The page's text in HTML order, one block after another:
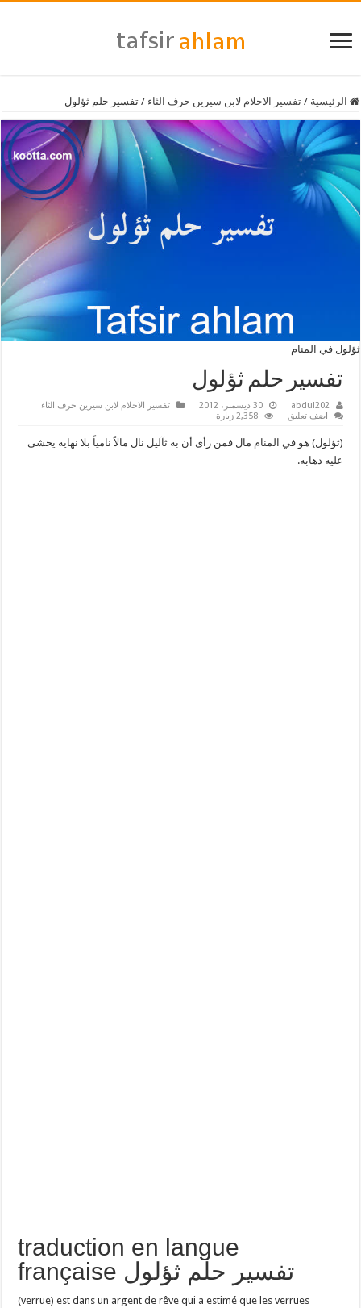
الرئيسية / تفسير الاحلام لابن سيرين حرف الثاء / تفسير حلم ثؤلول
ثؤلول في المنام
تفسير حلم ثؤلول
abdul202 30 ديسمبر، 2012
تفسير الاحلام لابن سيرين حرف الثاء
اضف تعليق
2,358 زيارة
(ثؤلول) هو في المنام مال فمن رأى أن به ثآليل نال مالاً نامياً بلا نهاية يخشى
عليه ذهابه.
traduction en langue
française تفسير حلم ثؤلول
(verrue) est dans un argent de rêve qui a estimé que les verrues